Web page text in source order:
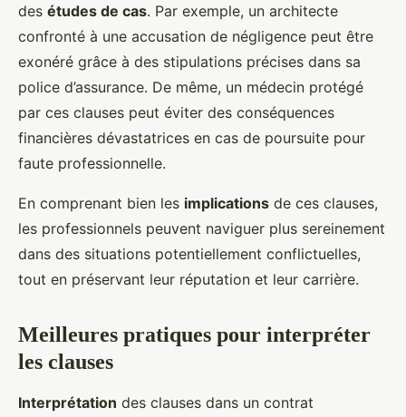
des études de cas. Par exemple, un architecte
confronté à une accusation de négligence peut être
exonéré grâce à des stipulations précises dans sa
police d’assurance. De même, un médecin protégé
par ces clauses peut éviter des conséquences
financières dévastatrices en cas de poursuite pour
faute professionnelle.
En comprenant bien les implications de ces clauses,
les professionnels peuvent naviguer plus sereinement
dans des situations potentiellement conflictuelles,
tout en préservant leur réputation et leur carrière.
Meilleures pratiques pour interpréter
les clauses
Interprétation des clauses dans un contrat